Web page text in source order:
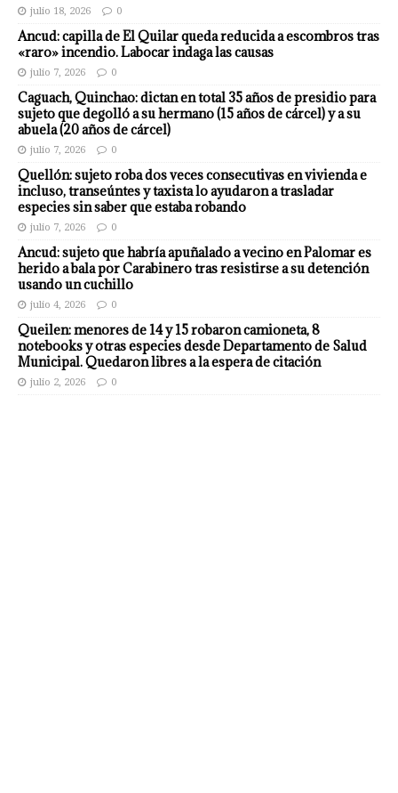
julio 18, 2026 0
Ancud: capilla de El Quilar queda reducida a escombros tras
«raro» incendio. Labocar indaga las causas
julio 7, 2026 0
Caguach, Quinchao: dictan en total 35 años de presidio para
sujeto que degolló a su hermano (15 años de cárcel) y a su
abuela (20 años de cárcel)
julio 7, 2026 0
Quellón: sujeto roba dos veces consecutivas en vivienda e
incluso, transeúntes y taxista lo ayudaron a trasladar
especies sin saber que estaba robando
julio 7, 2026 0
Ancud: sujeto que habría apuñalado a vecino en Palomar es
herido a bala por Carabinero tras resistirse a su detención
usando un cuchillo
julio 4, 2026 0
Queilen: menores de 14 y 15 robaron camioneta, 8
notebooks y otras especies desde Departamento de Salud
Municipal. Quedaron libres a la espera de citación
julio 2, 2026 0